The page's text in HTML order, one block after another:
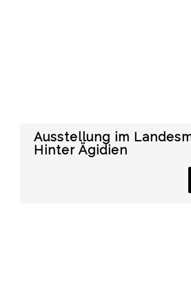
Ausstellung im
Hinter Ägidien